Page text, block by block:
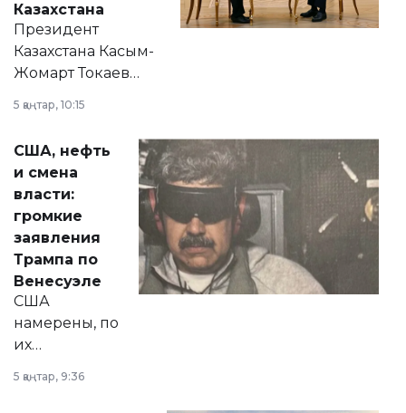
Казахстана
Президент
Казахстана Касым-
Жомарт Токаев
сразу несколько
актуальных тем —
от слухов о
политических
реформах до
вопросов армии,
экономики и
личного здоровья.
5 қаңтар, 10:15
США, нефть
и смена
власти:
громкие
заявления
Трампа по
Венесуэле
США
намерены, по
их
принести
5 қаңтар, 9:36